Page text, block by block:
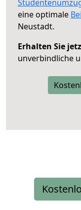
eine optimale
Neustadt.
Erhalten Sie
unverbindliche